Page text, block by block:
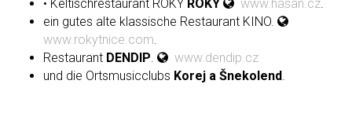
• Keltischrestaurant ROKY ROKY www.hasan.cz.
ein gutes alte klassische Restaurant KINO.
www.rokytnice.com.
Restaurant DENDIP.
www.dendip.cz
und die Ortsmusicclubs Korej a Šnekolend.